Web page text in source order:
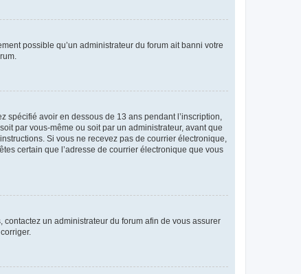
possible qu’un administrateur du forum ait banni votre
spécifié avoir en dessous de 13 ans pendant l’inscription,
par vous-même ou soit par un administrateur, avant que
Si vous ne recevez pas de courrier électronique,
certain que l’adresse de courrier électronique que vous
contactez un administrateur du forum afin de vous assurer